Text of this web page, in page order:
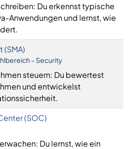
Du erkennst typische
Anwendungen und lernst, wie
(SMA)
– Security
steuern: Du bewertest
und entwickelst
(SOC)
Du lernst, wie ein